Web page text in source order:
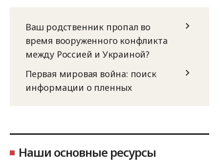
Ваш родственник пропал во
время вооруженного конфликта
между Россией и Украиной?
Первая мировая война: поиск
информации о пленных
Наши основные ресурсы